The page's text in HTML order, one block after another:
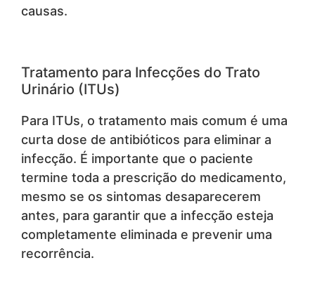
causas.
Tratamento para Infecções do Trato
Urinário (ITUs)
Para ITUs, o tratamento mais comum é uma
curta dose de antibióticos para eliminar a
infecção. É importante que o paciente
termine toda a prescrição do medicamento,
mesmo se os sintomas desaparecerem
antes, para garantir que a infecção esteja
completamente eliminada e prevenir uma
recorrência.